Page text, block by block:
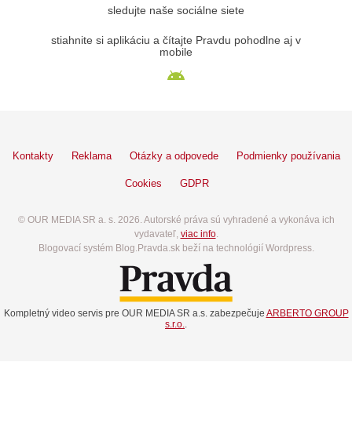
sledujte naše sociálne siete
stiahnite si aplikáciu a čítajte Pravdu pohodlne aj v
mobile
Kontakty Reklama Otázky a odpovede Podmienky používania
Cookies GDPR
© OUR MEDIA SR a. s. 2026. Autorské práva sú vyhradené a vykonáva ich
vydavateľ, viac info.
Blogovací systém Blog.Pravda.sk beží na technológií Wordpress.
Kompletný video servis pre OUR MEDIA SR a.s. zabezpečuje ARBERTO GROUP
s.r.o.